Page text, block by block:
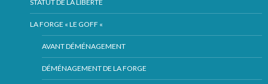
STATUT DE LA LIBERTÉ
LA FORGE « LE GOFF «
AVANT DÉMÉNAGEMENT
DÉMÉNAGEMENT DE LA FORGE